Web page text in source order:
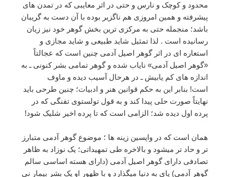
محدود و کوچک و نارس و حتی در اثر معایبی که در تمدن های
پیشرفته و همین امروزی هم ناگزیر بوده با آن دست به گریبان
باشد؛ منجمله حتی به مرکزی ترین بخش گوهر خود نیز زیان
رسانیده است . لذا تمثیل شاید طبیعی و شاید مجازی و
استعاره ای در اثر گوهر اصیل آدمی چنین است که عجالتاً
«گوهر اصیل آدمی» نایاب شده و گوهر تمامی بشر کنونی ـ به
اندازه های کم یابیش ـ در هرحال آسیب دیده و ماوف
است! بنابر این به حکم قوانین هنر و ادبیات؛ چنین طرحی باید
نهایتاً صورت حلی پیدا کند و به قول تولستوی تفنگی که در
پرده اول دیده شد؛ الزامی است که تا پرده اخیر شلیک شود!
همان است که در واپسین زینه ها ؛ موضوع گوهر آدمی متبارز
تر و حاد تر میشود و بالاخره طی تمهیداتی؛ یک نوزاد به ظاهر
تصادفی دارای گوهر اصیل آدمی (دارای هسته اساسی سالم
گوهر آدمی) پای به دنیا میگذارد و با ظهور او یک بشر بیمار نی